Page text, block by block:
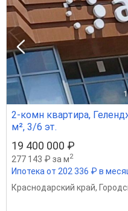
1
2-комн квартира,
м², 3/6 эт.
19 400 000 ₽
277 143 ₽ за м2
Ипотека от 202 336 ₽ в
Краснодарский край,